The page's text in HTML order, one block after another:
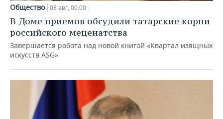
Общество 08 авг, 00:00
В Доме приемов обсудили татарские корни
российского меценатства
Завершается работа над новой книгой «Квартал изящных
искусств ASG»